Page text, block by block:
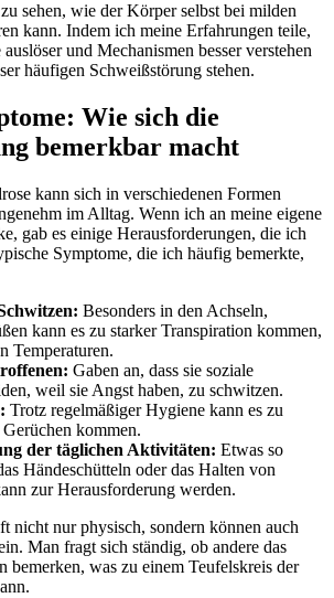
sehen, wie⁣ der Körper selbst‌ bei milden
kann. Indem ich meine Erfahrungen teile,⁤
‍und Mechanismen ⁣besser verstehen
häufigen ​Schweißstörung stehen.
Wie sich die
bemerkbar macht
‌kann sich in verschiedenen Formen
im Alltag. Wenn ich an meine ​eigene
⁤gab es​ einige ‍Herausforderungen, die ich
Symptome, die ich häufig bemerkte,
Besonders in den Achseln,
kann ‌es zu starker Transpiration kommen,
Temperaturen.
Gaben an, dass sie soziale
weil ⁤sie Angst haben,‍ zu schwitzen.
Trotz regelmäßiger Hygiene kann es zu
kommen.
der täglichen Aktivitäten: Etwas so
Händeschütteln oder ⁤das Halten von
zur ​Herausforderung werden.
nicht nur physisch, sondern ⁢können⁤ auch
Man ⁤fragt sich ständig, ob andere das
bemerken,​ was zu einem Teufelskreis der‍